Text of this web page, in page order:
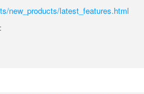
new_products/latest_features.html